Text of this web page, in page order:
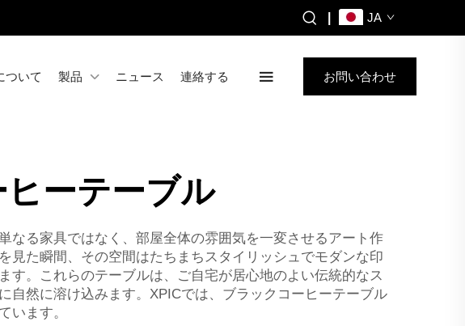
JA
ついて 製品 ニュース 連絡する お問い合わせ
ーテーブル
なる家具ではなく、部屋全体の雰囲気を一変させるアート作
見た瞬間、その空間はたちまちスタイリッシュでモダンな印
。これらのテーブルは、ご自宅が居心地のよい伝統的なス
自然に溶け込みます。XPICでは、ブラックコーヒーテーブル
います。